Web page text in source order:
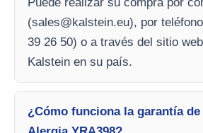
(sales@kalstein.eu), por
39 26 50) o a través del sitio
Kalstein en su país.
¿Cómo funciona la garantía de